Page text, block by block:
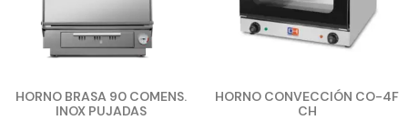
HORNO BRASA 90 COMENS.
INOX PUJADAS
HORNO CONVECCIÓN CO-4F
CH